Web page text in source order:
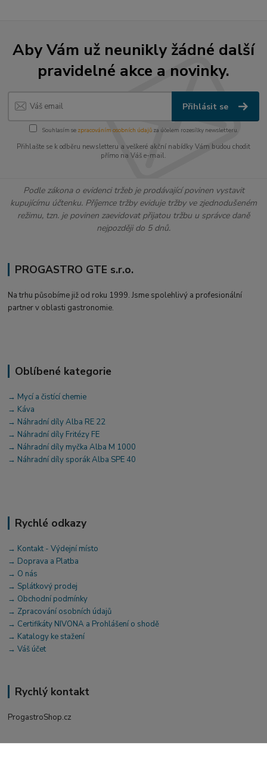
Aby Vám už neunikly žádné další
pravidelné akce a novinky.
Přihlásit se
Souhlasím se zpracováním osobních údajůza účelem rozesílky newsletteru.
Přihlašte se k odběru newsletteru a veškeré akční nabídky Vám budou chodit
přímo na Váš e-mail.
Podle zákona o evidenci tržeb je prodávající povinen vystavit
kupujícímu účtenku. Příjemce tržby eviduje tržby ve zjednodušeném
režimu, tzn. je povinen zaevidovat přijatou tržbu u správce daně
nejpozději do 5 dnů.
PROGASTRO GTE s.r.o.
Na trhu působíme již od roku 1999. Jsme spolehlivý a profesionální
partner v oblasti gastronomie.
Oblíbené kategorie
→ Mycí a čistící chemie
→ Káva
→ Náhradní díly Alba RE 22
→ Náhradní díly Fritézy FE
→ Náhradní díly myčka Alba M 1000
→ Náhradní díly sporák Alba SPE 40
Rychlé odkazy
→ Kontakt - Výdejní místo
→ Doprava a Platba
→ O nás
→ Splátkový prodej
→ Obchodní podmínky
→ Zpracování osobních údajů
→ Certifikáty NIVONA a Prohlášení o shodě
→ Katalogy ke stažení
→ Váš účet
Rychlý kontakt
ProgastroShop.cz
+420 519 411 299